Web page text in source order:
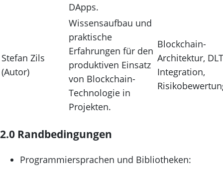
DApps.
Stefan Zils
(Autor)
Wissensaufbau und
praktische
Erfahrungen für den
produktiven Einsatz
von Blockchain-
Technologie in
Projekten.
Blockchain-
Architektur,
Integration,
2.0 Randbedingungen
Programmiersprachen und Bibliotheken: